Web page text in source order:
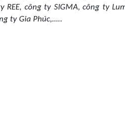
công ty SIGMA, công ty
ty Gia Phúc,.....